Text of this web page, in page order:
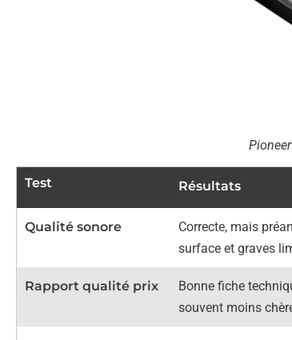
Test Résultats
Qualité sonore
Correcte, mais
surface et graves
Rapport qualité prix
Bonne fiche
souvent moins